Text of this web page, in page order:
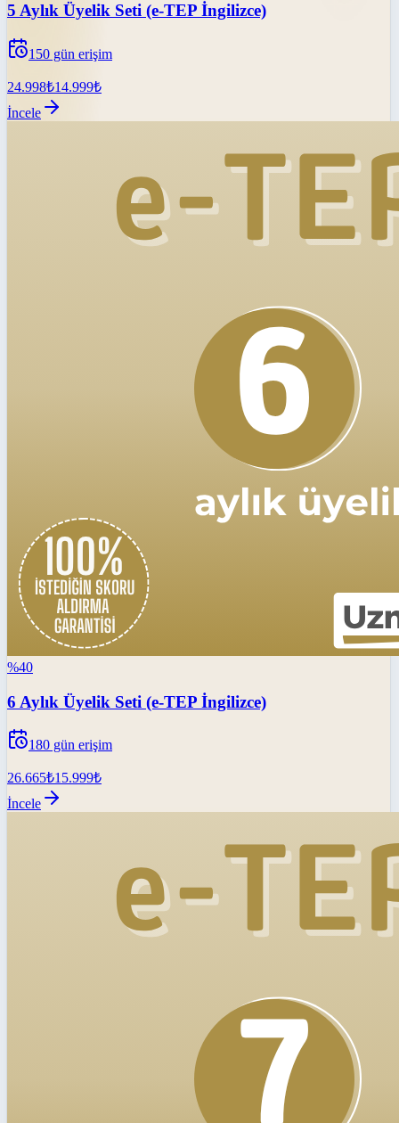
5 Aylık Üyelik Seti (e-TEP İngilizce)
150 gün erişim
24.998₺14.999₺
İncele
%40
6 Aylık Üyelik Seti (e-TEP İngilizce)
180 gün erişim
26.665₺15.999₺
İncele